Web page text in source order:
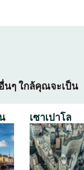
นๆ ใกล้คุณจะเป็น
เซาเปาโล